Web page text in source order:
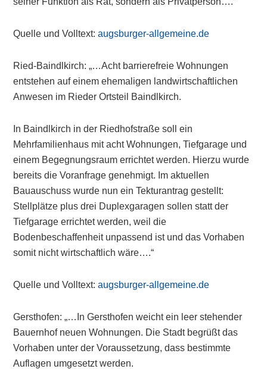
Quelle und Volltext:augsburger-allgemeine.de
Ried-Baindlkirch: „…Acht barrierefreie Wohnungen
entstehen auf einem ehemaligen landwirtschaftlichen
Anwesen im Rieder Ortsteil Baindlkirch.
In Baindlkirch in der Riedhofstraße soll ein
Mehrfamilienhaus mit acht Wohnungen, Tiefgarage und
einem Begegnungsraum errichtet werden. Hierzu wurde
bereits die Voranfrage genehmigt. Im aktuellen
Bauauschuss wurde nun ein Tekturantrag gestellt:
Stellplätze plus drei Duplexgaragen sollen statt der
Tiefgarage errichtet werden, weil die
Bodenbeschaffenheit unpassend ist und das Vorhaben
somit nicht wirtschaftlich wäre….“
Quelle und Volltext:augsburger-allgemeine.de
Gersthofen: „…In Gersthofen weicht ein leer stehender
Bauernhof neuen Wohnungen. Die Stadt begrüßt das
Vorhaben unter der Voraussetzung, dass bestimmte
Auflagen umgesetzt werden.